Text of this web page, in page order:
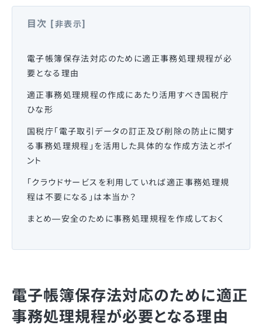
目次 [非表示]
電子帳簿保存法対応のために適正事務処理規程が必
要となる理由
適正事務処理規程の作成にあたり活用すべき国税庁
ひな形
国税庁「電子取引データの訂正及び削除の防止に関す
る事務処理規程」を活用した具体的な作成方法とポイ
ント
「クラウドサービスを利用していれば適正事務処理規
程は不要になる」は本当か？
まとめ—安全のために事務処理規程を作成しておく
電子帳簿保存法対応のために適正
事務処理規程が必要となる理由